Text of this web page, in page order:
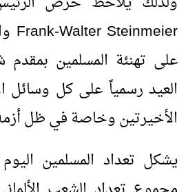
Frank-Walter Steinmeier
على تهنئة المسلمين
العيد رسمياً على كل وسائل
الأخيرتين وخاصة في ظل